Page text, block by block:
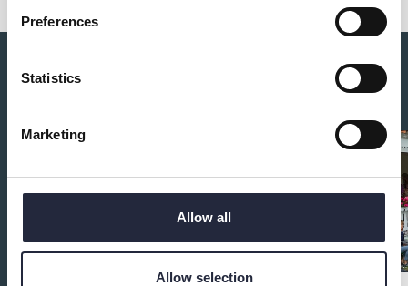
Preferences
Statistics
Marketing
Allow all
Allow selection
Du kanske också är intresserad av: